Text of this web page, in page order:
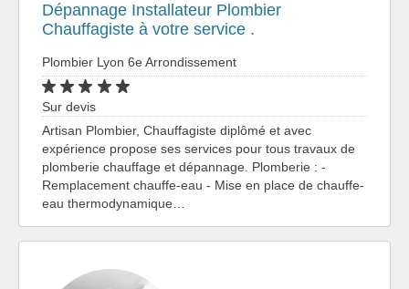
Dépannage Installateur Plombier
Chauffagiste à votre service .
Plombier Lyon 6e Arrondissement
Sur devis
Artisan Plombier, Chauffagiste diplômé et avec
expérience propose ses services pour tous travaux de
plomberie chauffage et dépannage. Plomberie : -
Remplacement chauffe-eau - Mise en place de chauffe-
eau thermodynamique…